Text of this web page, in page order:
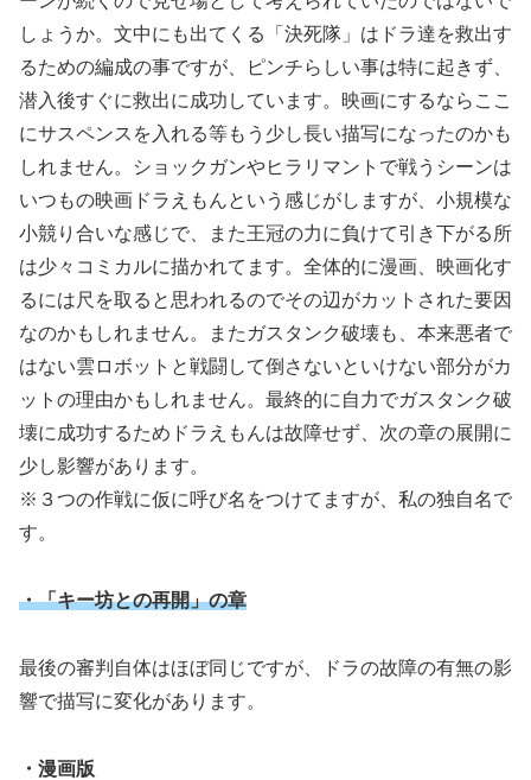
しょうか。文中にも出てくる「決死隊」はドラ達を救出す
るための編成の事ですが、ピンチらしい事は特に起きず、
潜入後すぐに救出に成功しています。映画にするならここ
にサスペンスを入れる等もう少し長い描写になったのかも
しれません。ショックガンやヒラリマントで戦うシーンは
いつもの映画ドラえもんという感じがしますが、小規模な
小競り合いな感じで、また王冠の力に負けて引き下がる所
は少々コミカルに描かれてます。全体的に漫画、映画化す
るには尺を取ると思われるのでその辺がカットされた要因
なのかもしれません。またガスタンク破壊も、本来悪者で
はない雲ロボットと戦闘して倒さないといけない部分がカ
ットの理由かもしれません。最終的に自力でガスタンク破
壊に成功するためドラえもんは故障せず、次の章の展開に
少し影響があります。
※３つの作戦に仮に呼び名をつけてますが、私の独自名で
す。
・「キー坊との再開」の章
最後の審判自体はほぼ同じですが、ドラの故障の有無の影
響で描写に変化があります。
・漫画版